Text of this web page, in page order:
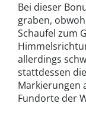
Bei dieser
graben,
Schaufel zum
allerdings
stattdessen
Markierungen
Fundorte der